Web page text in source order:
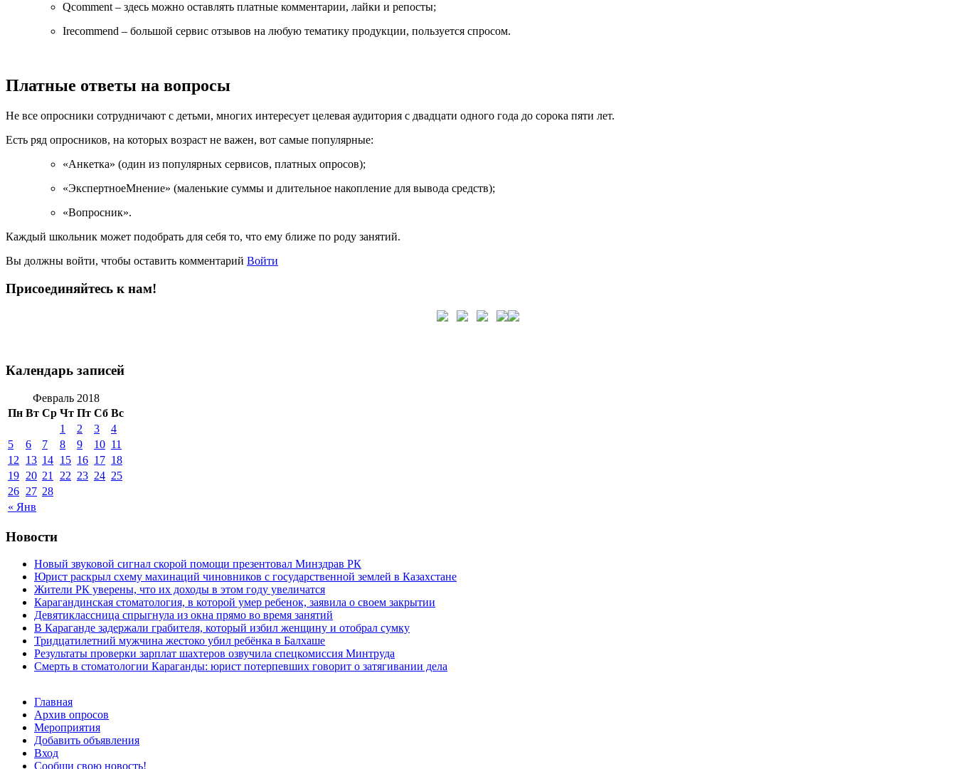
Qcomment – здесь можно оставлять платные комментарии, лайки и репосты;
Irecommend – большой сервис отзывов на любую тематику продукции, пользуется спросом.
Платные ответы на вопросы
Не все опросники сотрудничают с детьми, многих интересует целевая аудитория с двадцати одного года до сорока пяти лет.
Есть ряд опросников, на которых возраст не важен, вот самые популярные:
«Анкетка» (один из популярных сервисов, платных опросов);
«ЭкспертноеМнение» (маленькие суммы и длительное накопление для вывода средств);
«Вопросник».
Каждый школьник может подобрать для себя то, что ему ближе по роду занятий.
Вы должны войти, чтобы оставить комментарий Войти
Присоединяйтесь к нам!
Календарь записей
Февраль 2018
Пн Вт Ср Чт Пт Сб Вс
« Янв
1 2 3
4
5
6 7 8 9 10 11
12
13 14 15 16 17 18
19 20 21 22 23 24 25
26 27 28
Новости
Новый звуковой сигнал скорой помощи презентовал Минздрав РК
Юрист раскрыл схему махинаций чиновников с государственной землей в Казахстане
Жители РК уверены, что их доходы в этом году увеличатся
Карагандинская стоматология, в которой умер ребенок, заявила о своем закрытии
Девятиклассница спрыгнула из окна прямо во время занятий
В Караганде задержали грабителя, который избил женщину и отобрал сумку
Тридцатилетний мужчина жестоко убил ребёнка в Балхаше
Результаты проверки зарплат шахтеров озвучила спецкомиссия Минтруда
Смерть в стоматологии Караганды: юрист потерпевших говорит о затягивании дела
Главная
Архив опросов
Мероприятия
Добавить объявления
Вход
Сообщи свою новость!